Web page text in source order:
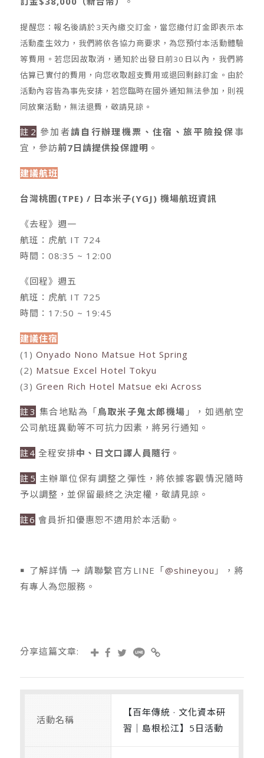
提醒您：報名後請於3天內繳交訂金，當您繳付訂金即表示本
活動產生效力，我們將依各協力商要求，為您預付本活動體驗
等費用。若您因故取消，通知於出發日前30日以內，我們將
估算已實付的費用，向您收取超支費用或退回剩餘訂金。由於
活動內容皆為事先安排，若您臨時在國外通知無法參加，則視
同放棄活動，無法退費，敬請見諒。
註2 參加者請自行辦理機票、住宿、旅平險投保事
宜，參訪前7日請提供投保證明 。
建議航班
台灣桃園(TPE) / 日本米子(YGJ) 機場航班資訊
《去程》週一
航班：虎航 IT 724
時間：08:35 ~ 12:00
《回程》週五
航班：虎航 IT 725
時間：17:50 ~ 19:45
建議住宿
(1)Onyado Nono Matsue Hot Spring
(2) Matsue Excel Hotel Tokyu
(3)Green Rich Hotel Matsue eki Across
註3 集合地點為「鳥取米子鬼太郎機場 」，如遇航空
公司航班異動等不可抗力因素，將另行通知。
註4 全程安排中、日文口譯人員隨行 。
註5 主辦單位保有調整之彈性，將依據客觀情況隨時
予以調整，並保留最終之決定權，敬請見諒。
註6 會員折扣優惠恕不適用於本活動。
￭ 了解詳情 → 請聯繫官方LINE「@shineyou 」，將
有專人為您服務。
分享這篇文章:
活動名稱
【百年傳統 · 文化資本研
習｜島根松江】5日活動